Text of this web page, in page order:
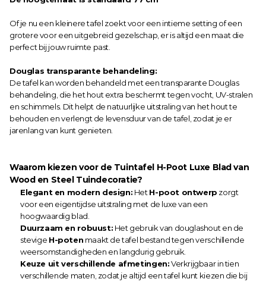
Of je nu een kleinere tafel zoekt voor een intieme setting of een
grotere voor een uitgebreid gezelschap, er is altijd een maat die
perfect bij jouw ruimte past.
Douglas transparante behandeling:
De tafel kan worden behandeld met een transparante Douglas
behandeling, die het hout extra beschermt tegen vocht, UV-stralen
en schimmels. Dit helpt de natuurlijke uitstraling van het hout te
behouden en verlengt de levensduur van de tafel, zodat je er
jarenlang van kunt genieten.
Waarom kiezen voor de Tuintafel H-Poot Luxe Blad van
Wood en Steel Tuindecoratie?
Elegant en modern design: Het H-poot ontwerp zorgt
voor een eigentijdse uitstraling met de luxe van een
hoogwaardig blad.
Duurzaam en robuust: Het gebruik van douglashout en de
stevige H-poten maakt de tafel bestand tegen verschillende
weersomstandigheden en langdurig gebruik.
Keuze uit verschillende afmetingen: Verkrijgbaar in tien
verschillende maten, zodat je altijd een tafel kunt kiezen die bij